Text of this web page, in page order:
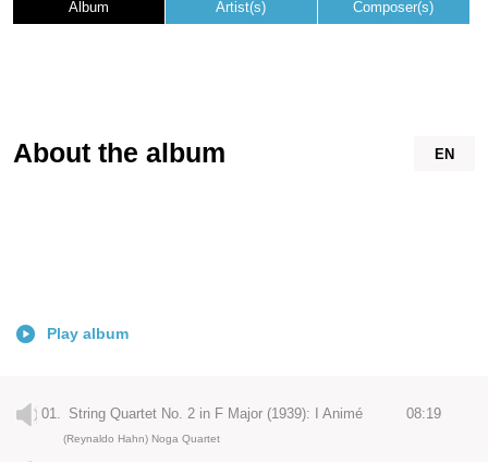
Album Artist(s) Composer(s)
EN
About the album
Play album
01. String Quartet No. 2 in F Major (1939): I Animé 08:19
(Reynaldo Hahn) Noga Quartet